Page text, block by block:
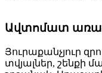
Ավտոմատ
Յուրաքանչյուր
տվյալներ, շենքի